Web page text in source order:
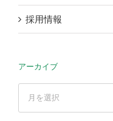
採用情報
アーカイブ